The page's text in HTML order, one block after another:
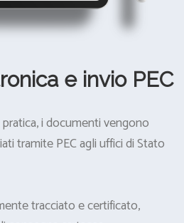
e invio PEC
i documenti vengono
tramite PEC agli uffici di Stato
tracciato e certificato,